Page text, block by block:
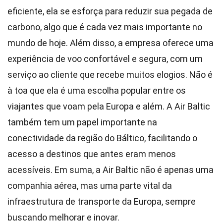
eficiente, ela se esforça para reduzir sua pegada de
carbono, algo que é cada vez mais importante no
mundo de hoje. Além disso, a empresa oferece uma
experiência de voo confortável e segura, com um
serviço ao cliente que recebe muitos elogios. Não é
à toa que ela é uma escolha popular entre os
viajantes que voam pela Europa e além. A Air Baltic
também tem um papel importante na
conectividade da região do Báltico, facilitando o
acesso a destinos que antes eram menos
acessíveis. Em suma, a Air Baltic não é apenas uma
companhia aérea, mas uma parte vital da
infraestrutura de transporte da Europa, sempre
buscando melhorar e inovar.